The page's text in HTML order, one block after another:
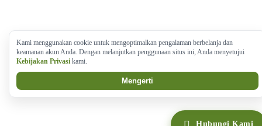
Hubungi Kami
Kami menggunakan cookie untuk mengoptimalkan pengalaman berbelanja dan
keamanan akun Anda. Dengan melanjutkan penggunaan situs ini, Anda menyetujui
Kebijakan Privasi kami.
Mengerti